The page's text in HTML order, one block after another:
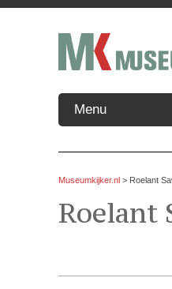
Menu
Museumkijker.nl > Roelant
Roelant